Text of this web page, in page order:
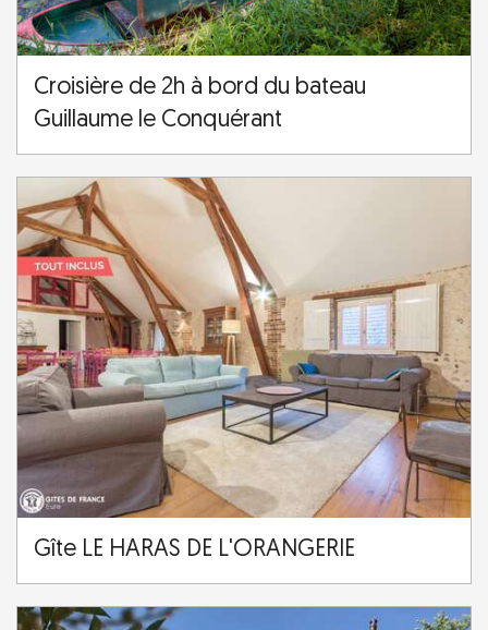
Croisière de 2h à bord du bateau
Guillaume le Conquérant
Gîte LE HARAS DE L'ORANGERIE